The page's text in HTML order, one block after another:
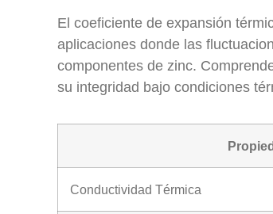
El coeficiente de expansión
aplicaciones donde las
componentes de zinc.
su integridad bajo condiciones
Conductividad Térmica